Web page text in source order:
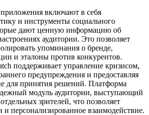
включают в себя
и инструменты социального
дают ценную информацию об
аудитории. Это позволяет
упоминания о бренде,
и эталоны против конкурентов.
поддерживает управление кризисом,
предупреждения и предоставляя
для принятия решений. Платформа
модуль аудитории, выступающий
зрителей, что позволяет
и персонализированное взаимодействие.